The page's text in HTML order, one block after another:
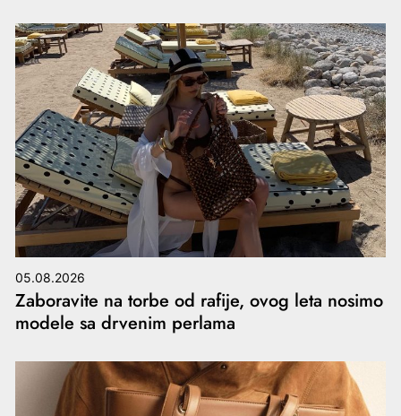
05.08.2026
Zaboravite na torbe od rafije, ovog leta nosimo
modele sa drvenim perlama